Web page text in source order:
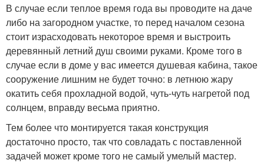
В случае если теплое время года вы проводите на даче
либо на загородном участке, то перед началом сезона
стоит израсходовать некоторое время и выстроить
деревянный летний душ своими руками. Кроме того в
случае если в доме у вас имеется душевая кабина, такое
сооружение лишним не будет точно: в летнюю жару
окатить себя прохладной водой, чуть-чуть нагретой под
солнцем, вправду весьма приятно.
Тем более что монтируется такая конструкция
достаточно просто, так что совладать с поставленной
задачей может кроме того не самый умелый мастер.